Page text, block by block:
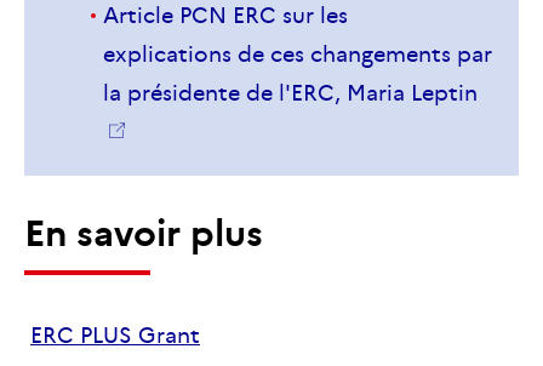
Article PCN ERC sur les
explications de ces changements par
la présidente de l'ERC, Maria Leptin
En savoir plus
ERC PLUS Grant